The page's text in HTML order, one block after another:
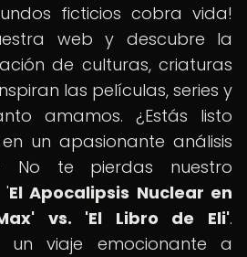
ficticios cobra vida!
web y descubre la
de culturas, criaturas
las películas, series y
amamos. ¿Estás listo
un apasionante análisis
No te pierdas nuestro
'El Apocalipsis Nuclear en
vs. 'El Libro de Eli'.
un viaje emocionante a